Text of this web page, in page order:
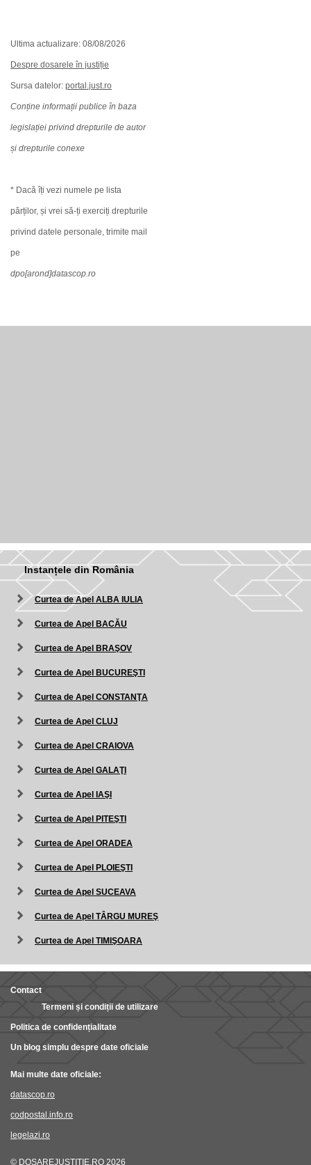
Ultima actualizare: 08/08/2026
Despre dosarele în justiție
Sursa datelor: portal.just.ro
Conține informații publice în baza
legislației privind drepturile de autor
și drepturile conexe
* Dacă îți vezi numele pe lista
părților, și vrei să-ți exerciți drepturile
privind datele personale, trimite mail
pe
dpo[arond]datascop.ro
Instanțele din România
Curtea de Apel ALBA IULIA
Curtea de Apel BACĂU
Curtea de Apel BRAŞOV
Curtea de Apel BUCUREŞTI
Curtea de Apel CONSTANŢA
Curtea de Apel CLUJ
Curtea de Apel CRAIOVA
Curtea de Apel GALAŢI
Curtea de Apel IAŞI
Curtea de Apel PITEŞTI
Curtea de Apel ORADEA
Curtea de Apel PLOIEŞTI
Curtea de Apel SUCEAVA
Curtea de Apel TÂRGU MUREŞ
Curtea de Apel TIMIŞOARA
Contact
Termeni și condiții de utilizare
Politica de confidențialitate
Un blog simplu despre date oficiale
Mai multe date oficiale:
datascop.ro
codpostal.info.ro
legelazi.ro
© DOSAREJUSTITIE.RO 2026